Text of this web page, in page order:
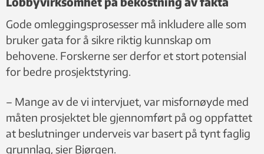
Gode omleggingsprosesser må inkludere alle som
bruker gata for å sikre riktig kunnskap om
behovene. Forskerne ser derfor et stort potensial
for bedre prosjektstyring.
– Mange av de vi intervjuet, var misfornøyde med
måten prosjektet ble gjennomført på og oppfattet
at beslutninger underveis var basert på tynt faglig
grunnlag, sier Bjørgen.